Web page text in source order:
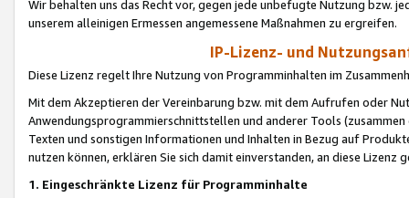
Wir behalten uns das Recht vor, gegen jede unbefugte Nutzung bzw.
unserem alleinigen Ermessen angemessene Maßnahmen zu ergreifen.
IP-Lizenz- und
Diese Lizenz regelt Ihre Nutzung von Programminhalten im
Mit dem Akzeptieren der Vereinbarung bzw. mit dem Aufrufen oder
Anwendungsprogrammierschnittstellen und anderer Tools (zusammen
Texten und sonstigen Informationen und Inhalten in Bezug auf
nutzen können, erklären Sie sich damit einverstanden, an diese Lizenz
1. Eingeschränkte Lizenz für Programminhalte